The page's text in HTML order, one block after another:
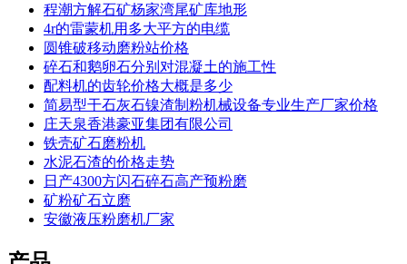
程潮方解石矿杨家湾尾矿库地形
4r的雷蒙机用多大平方的电缆
圆锥破移动磨粉站价格
碎石和鹅卵石分别对混凝土的施工性
配料机的齿轮价格大概是多少
简易型干石灰石镍渣制粉机械设备专业生产厂家价格
庄天泉香港豪亚集团有限公司
铁壳矿石磨粉机
水泥石渣的价格走势
日产4300方闪石碎石高产预粉磨
矿粉矿石立磨
安徽液压粉磨机厂家